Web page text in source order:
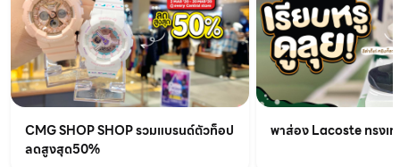
CMG SHOP SHOP รวมแบรนด์ตัวท็อป
ลดสูงสุด50%
พาส่อง Lacoste ทรงเ